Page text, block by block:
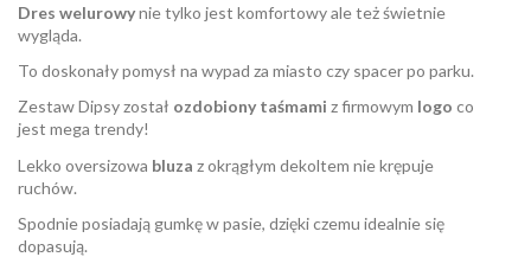
Dres welurowynie tylko jest komfortowy ale też świetnie
wygląda.
To doskonały pomysł na wypad za miasto czy spacer po parku.
Zestaw Dipsy został ozdobiony taśmami z firmowym logo co
jest mega trendy!
Lekko oversizowa bluza z okrągłym dekoltem nie krępuje
ruchów.
Spodnie posiadają gumkę w pasie, dzięki czemu idealnie się
dopasują.